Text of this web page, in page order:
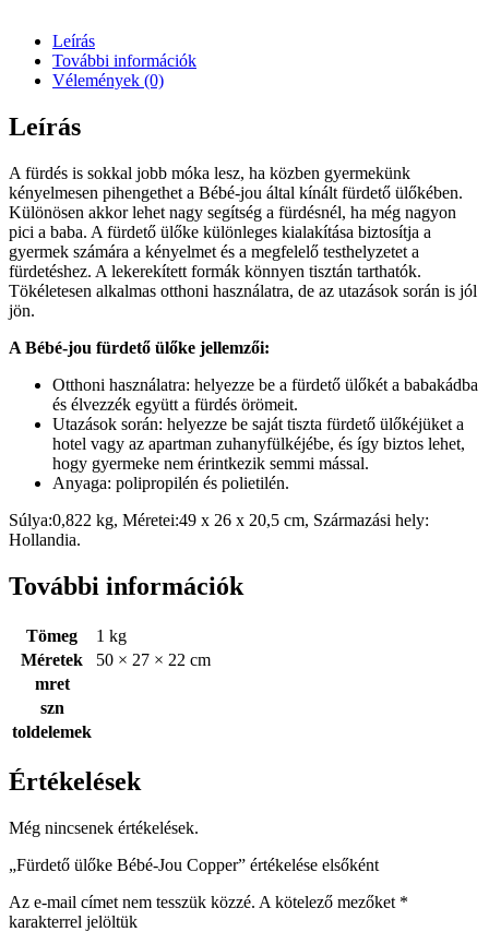
Leírás
További információk
Vélemények (0)
Leírás
A fürdés is sokkal jobb móka lesz, ha közben gyermekünk
kényelmesen pihengethet a Bébé-jou által kínált fürdető ülőkében.
Különösen akkor lehet nagy segítség a fürdésnél, ha még nagyon
pici a baba. A fürdető ülőke különleges kialakítása biztosítja a
gyermek számára a kényelmet és a megfelelő testhelyzetet a
fürdetéshez. A lekerekített formák könnyen tisztán tarthatók.
Tökéletesen alkalmas otthoni használatra, de az utazások során is jól
jön.
A Bébé-jou fürdető ülőke jellemzői:
Otthoni használatra: helyezze be a fürdető ülőkét a babakádba
és élvezzék együtt a fürdés örömeit.
Utazások során: helyezze be saját tiszta fürdető ülőkéjüket a
hotel vagy az apartman zuhanyfülkéjébe, és így biztos lehet,
hogy gyermeke nem érintkezik semmi mással.
Anyaga: polipropilén és polietilén.
Súlya:0,822 kg, Méretei:49 x 26 x 20,5 cm, Származási hely:
Hollandia.
További információk
Tömeg
1 kg
Méretek
50 × 27 × 22 cm
mret
szn
toldelemek
Értékelések
Még nincsenek értékelések.
„Fürdető ülőke Bébé-Jou Copper” értékelése elsőként
Az e-mail címet nem tesszük közzé. A kötelező mezőket *
karakterrel jelöltük